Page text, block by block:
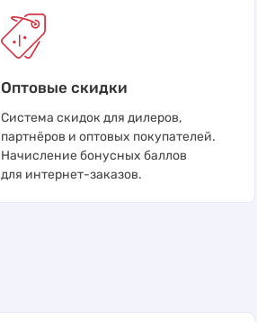
Оптовые скидки
Система скидок для дилеров,
партнёров и оптовых покупателей.
Начисление бонусных баллов
для интернет-заказов.